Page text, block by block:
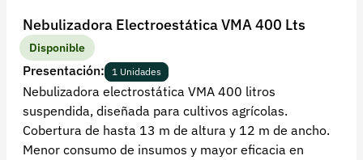
Nebulizadora Electroestática VMA 400 Lts
Disponible
Presentación: 1 Unidades
Nebulizadora electrostática VMA 400 litros
suspendida, diseñada para cultivos agrícolas.
Cobertura de hasta 13 m de altura y 12 m de ancho.
Menor consumo de insumos y mayor eficacia en
Recuperar contraseña
Contacto
Soporte
+57 323 2931928
contacto@croper.com